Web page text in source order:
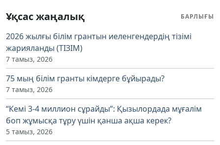
Ұқсас жаңалық БАРЛЫҒЫ
2026 жылғы білім грантын иеленгендердің тізімі
жарияланды (ТІЗІМ)
7 тамыз, 2026
75 мың білім гранты кімдерге бұйырады?
7 тамыз, 2026
“Кемі 3-4 миллион сұрайды”: Қызылордада мұғалім
боп жұмысқа тұру үшін қанша ақша керек?
5 тамыз, 2026